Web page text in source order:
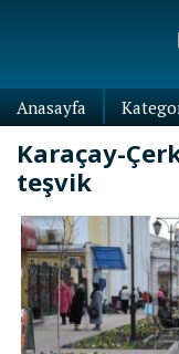
Anasayfa
Karaçay-
teşvik